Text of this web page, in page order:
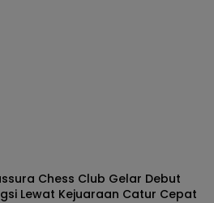
Chess Club Gelar Debut
Lewat Kejuaraan Catur Cepat